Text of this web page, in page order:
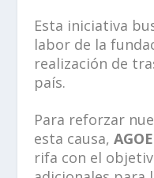
Esta iniciativa
labor de la
realización de
país.
Para reforzar
esta causa,
rifa con el